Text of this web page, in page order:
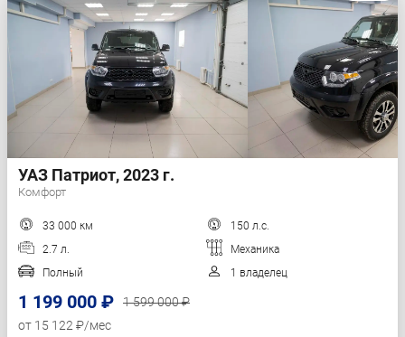
УАЗ Патриот, 2023 г.
Комфорт
33 000 км
150 л.с.
2.7 л.
Механика
Полный
1 владелец
1 199 000 ₽
1 599 000 ₽
от 15 122 ₽/мес